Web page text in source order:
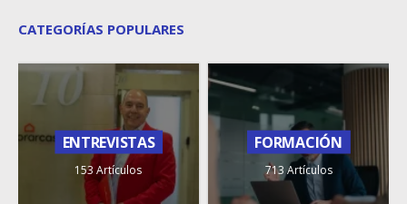
CATEGORÍAS POPULARES
ENTREVISTAS
153 Artículos
FORMACIÓN
713 Artículos